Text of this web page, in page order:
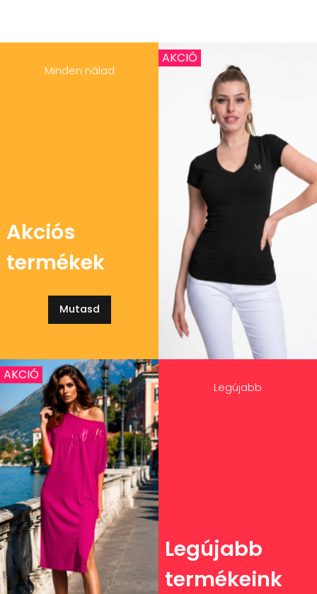
Minden nálad
Akciós
termékek
Mutasd
AKCIÓ
Legújabb
Legújabb
termékeink
AKCIÓ